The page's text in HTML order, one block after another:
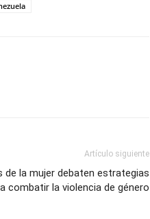
Artículo siguiente
de la mujer debaten estrategias
combatir la violencia de género